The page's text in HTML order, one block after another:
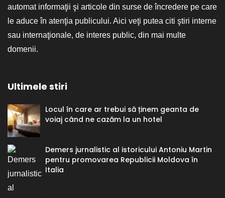
automat informaţii şi articole din surse de încredere pe care
le aduce în atenţia publicului. Aici veţi putea citi ştiri interne
sau internaţionale, de interes public, din mai multe
domenii.
Ultimele stiri
Locul în care ar trebui să ținem geanta de
voiaj când ne cazăm la un hotel
Demers jurnalistic al istoricului Antoniu Martin
pentru promovarea Republicii Moldova în
Italia